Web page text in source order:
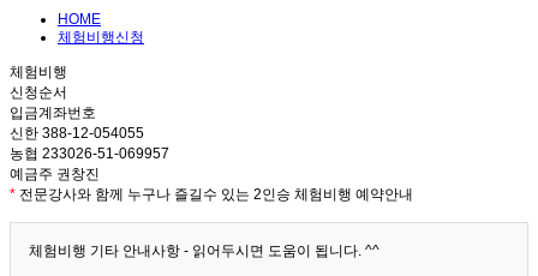
HOME
체험비행신청
체험비행
신청순서
입금계좌번호
신한 388-12-054055
농협 233026-51-069957
예금주 권창진
* 전문강사와 함께 누구나 즐길수 있는 2인승 체험비행 예약안내
체험비행 기타 안내사항 - 읽어두시면 도움이 됩니다. ^^